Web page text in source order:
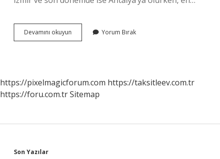
Devamını okuyun Sivaslilar
Nereden
Yorum Bırak
https://pixelmagicforum.com https://taksitleev.com.tr
https://foru.com.trSitemap
Son Yazılar